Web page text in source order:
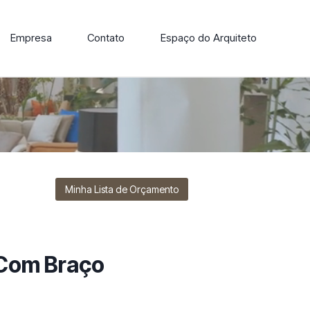
Empresa Contato Espaço do Arquiteto
nossa linha de cadeiras, poltronas, sofás e mesas de
Minha Lista de Orçamento
Braço